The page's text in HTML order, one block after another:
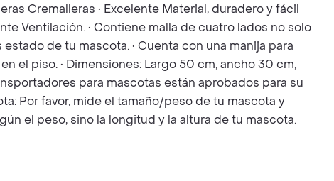
Cremalleras • Excelente Material, duradero y fácil
Ventilación. • Contiene malla de cuatro lados no solo
de tu mascota. • Cuenta con una manija para
el piso. • Dimensiones: Largo 50 cm, ancho 30 cm,
para mascotas están aprobados para su
Por favor, mide el tamaño/peso de tu mascota y
el peso, sino la longitud y la altura de tu mascota.